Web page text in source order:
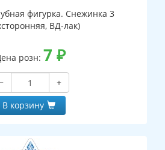
фигурка. Снежинка 3
ВД-лак)
розн: 7 ₽
+
В корзину